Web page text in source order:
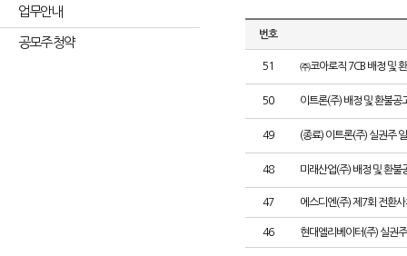
업무안내
공모주 청약
번호
51 ㈜코아로직 7CB 배정 및
50 이트론(주) 배정 및 환불공
49 (종료) 이트론(주) 실권주
48 미래산업(주) 배정 및 환불
47 에스디엔(주) 제7회 전환
46 현대엘리베이터(주) 실권